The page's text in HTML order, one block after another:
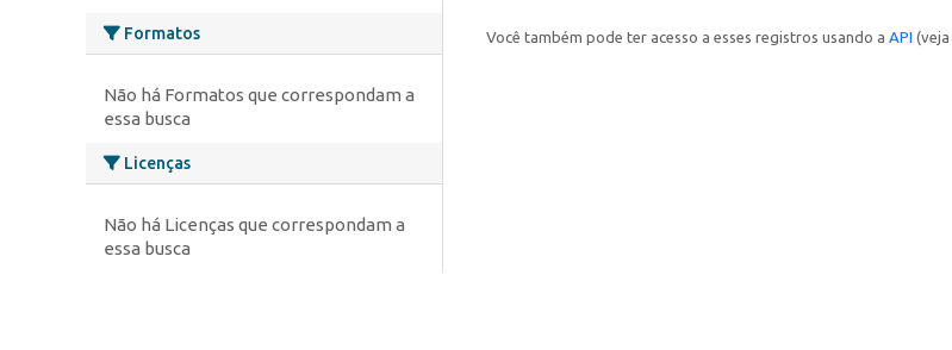
Formatos
Não há Formatos que correspondam a
essa busca
Licenças
Não há Licenças que correspondam a
essa busca
Você também pode ter acesso a esses registros usando a API (veja